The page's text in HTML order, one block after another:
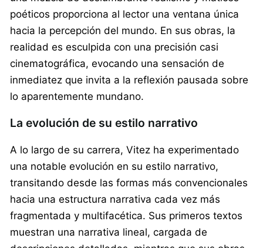
poéticos proporciona al lector una ventana única
hacia la percepción del mundo. En sus obras, la
realidad es esculpida con una precisión casi
cinematográfica, evocando una sensación de
inmediatez que invita a la reflexión pausada sobre
lo aparentemente mundano.
La evolución de su estilo narrativo
A lo largo de su carrera, Vitez ha experimentado
una notable evolución en su estilo narrativo,
transitando desde las formas más convencionales
hacia una estructura narrativa cada vez más
fragmentada y multifacética. Sus primeros textos
muestran una narrativa lineal, cargada de